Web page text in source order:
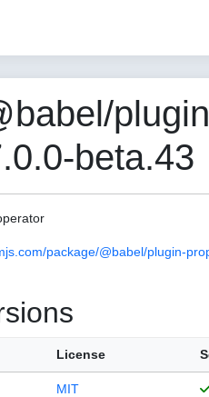
beta.43
package/@babel/plugin-
License
MIT